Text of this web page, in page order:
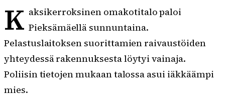
K aksikerroksinen omakotitalo paloi
Pieksämäellä sunnuntaina.
Pelastuslaitoksen suorittamien raivaustöiden
yhteydessä rakennuksesta löytyi vainaja.
Poliisin tietojen mukaan talossa asui iäkkäämpi
mies.